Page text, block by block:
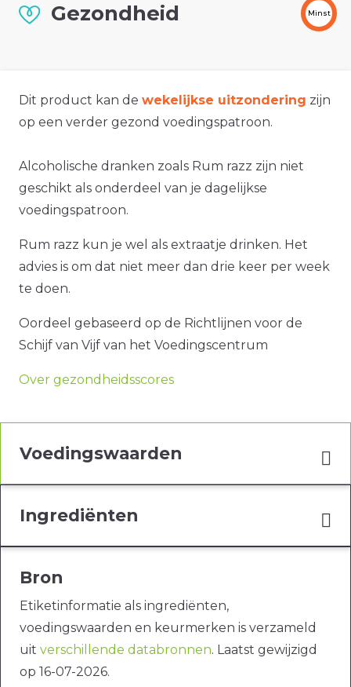
Gezondheid Minst
Dit product kan de wekelijkse uitzondering zijn
op een verder gezond voedingspatroon.
Alcoholische dranken zoals Rum razz zijn niet
geschikt als onderdeel van je dagelijkse
voedingspatroon.
Rum razz kun je wel als extraatje drinken. Het
advies is om dat niet meer dan drie keer per week
te doen.
Oordeel gebaseerd op de Richtlijnen voor de
Schijf van Vijf van het Voedingscentrum
Over gezondheidsscores
Voedingswaarden
Ingrediënten
Bron
Etiketinformatie als ingrediënten,
voedingswaarden en keurmerken is verzameld
uit verschillende databronnen. Laatst gewijzigd
op 16-07-2026.